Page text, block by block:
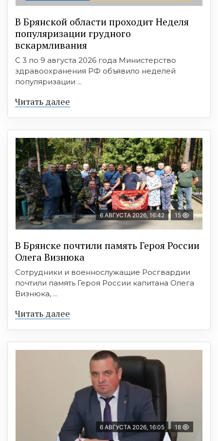
В Брянской области проходит Неделя
популяризации грудного
вскармливания
С 3 по 9 августа 2026 года Министерство
здравоохранения РФ объявило неделей
популяризации ...
Читать далее
6 АВГУСТА 2026, 16:42 15
В Брянске почтили память Героя России
Олега Визнюка
Сотрудники и военнослужащие Росгвардии
почтили память Героя России капитана Олега
Визнюка, ...
Читать далее
6 АВГУСТА 2026, 16:05 18